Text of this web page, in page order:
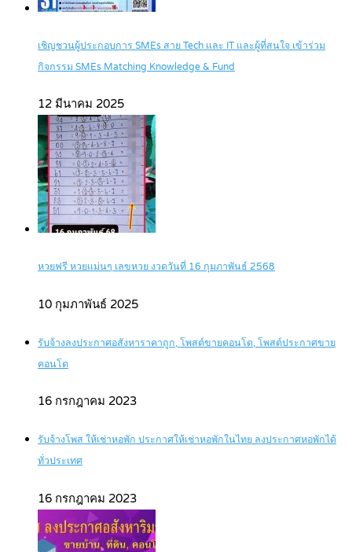
เชิญชวนผู้ประกอบการ SMEs สาย Tech และ IT และผู้ที่สนใจ เข้าร่วม
กิจกรรม SMEs Matching Knowledge & Fund
12 มีนาคม 2025
หวยฟรี หวยแม่นๆ เลขหวย งวดวันที่ 16 กุมภาพันธ์ 2568
10 กุมภาพันธ์ 2025
รับจ้างลงประกาศอสังหาราคาถูก, โพสต์ขายคอนโด, โพสต์ประกาศขาย
คอนโด
16 กรกฎาคม 2023
รับจ้างโพส ให้เช่าหอพัก ประกาศให้เช่าหอพักในไทย ลงประกาศหอพักได้
ทั่วประเทศ
16 กรกฎาคม 2023